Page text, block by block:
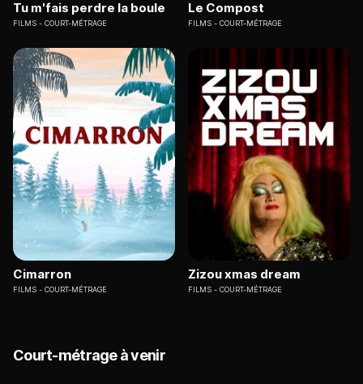
Tu m'fais perdre la boule
FILMS COURT-MÉTRAGE
Le Compost
FILMS COURT-MÉTRAGE
Cimarron
FILMS COURT-MÉTRAGE
Zizou xmas dream
FILMS COURT-MÉTRAGE
Court-métrage à venir